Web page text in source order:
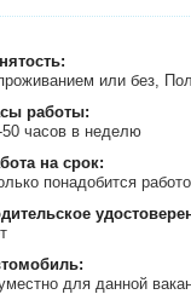
:
или без,
работы:
50 часов в неделю
на срок:
понадобится
для данной